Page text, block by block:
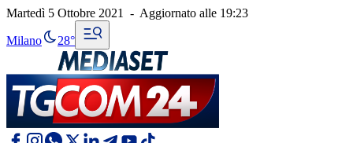
Martedì 5 Ottobre 2021 - Aggiornato alle 19:23
Milano 28°